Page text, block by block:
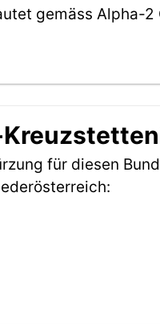
gemäss Alpha-2
für diesen